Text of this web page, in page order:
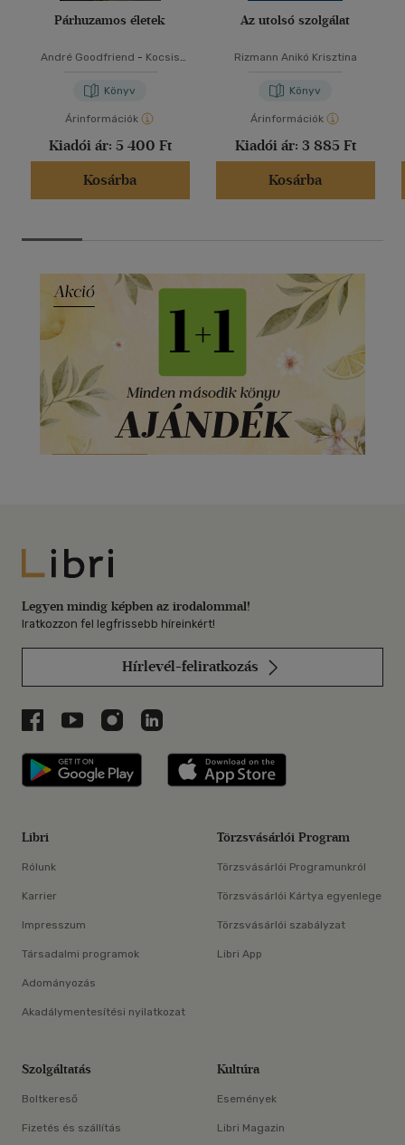
Párhuzamos életek
André Goodfriend - Kocsis
Könyv
Árinformációk
Kiadói ár: 5 400 Ft
Kosárba
Az utolsó szolgálat
Rizmann Anikó Krisztina
Könyv
Árinformációk
Kiadói ár: 3 885 Ft
Kosárba
Libri
Legyen mindig képben az irodalommal!
Iratkozzon fel legfrissebb híreinkért!
Hírlevél-feliratkozás
Libri a Facebookon
Libri a Youtube-on
Libri az Instagramon
Libri a LinkedInen
Libri applikáció Szerezd meg: Google
Libri
Rólunk
Karrier
Impresszum
Társadalmi programok
Adományozás
Akadálymentesítési nyilatkozat
Törzsvásárlói Program
Törzsvásárlói Programunkról
Törzsvásárlói Kártya egyenlege
Törzsvásárlói szabályzat
Libri App
Szolgáltatás
Boltkereső
Fizetés és szállítás
Kultúra
Események
Libri Magazin